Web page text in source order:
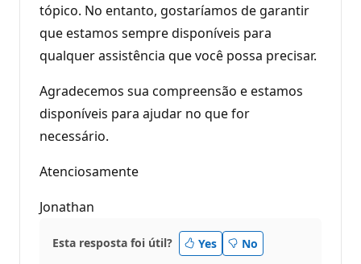
tópico. No entanto, gostaríamos de garantir
que estamos sempre disponíveis para
qualquer assistência que você possa precisar.
Agradecemos sua compreensão e estamos
disponíveis para ajudar no que for
necessário.
Atenciosamente
Jonathan
Esta resposta foi útil? Yes No